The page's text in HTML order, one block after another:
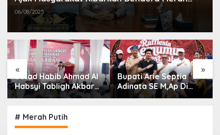
Putih Dan Perkuat Persatuan
06/08/2025
« »
Bupati Arie Septia
Adinata SE M,Ap Di
dampingi Wakil Bupati
Buka Raflesia Kemumu
Festival
Bupati Bengkulu Utara
Arie Septia Adinata SE,
MAp Sambut
# Merah Putih